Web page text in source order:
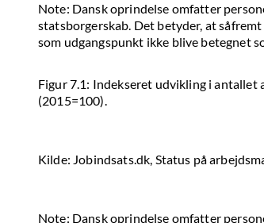
Note: Dansk oprindelse omfatter
statsborgerskab. Det betyder, at
som udgangspunkt ikke blive betegnet
Figur 7.1: Indekseret udvikling i antallet
(2015=100).
Kilde: Jobindsats.dk, Status på
Note: Dansk oprindelse omfatter